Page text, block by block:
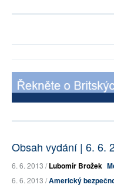
Obsah vydání | 6. 6.
6. 6. 2013 /Lubomír Brožek
6. 6. 2013 /Americký